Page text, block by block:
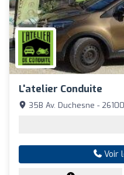
L'atelier Conduite
35B Av. Duchesne -
Voir